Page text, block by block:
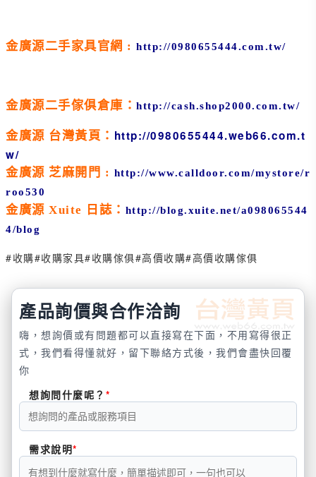
金廣源二手家具官網 : http://0980655444.com.tw/
金廣源二手傢俱倉庫： http://cash.shop2000.com.tw/
金廣源 台灣黃頁： http://0980655444.web66.com.t
w/
金廣源 芝麻開門 : http://www.calldoor.com/mystore/r
roo530
金廣源 Xuite 日誌： http://blog.xuite.net/a098065544
4/blog
#收購#收購家具#收購傢俱#高價收購#高價收購傢俱
產品詢價與合作洽詢
嗨，想詢價或有問題都可以直接寫在下面，不用寫得很正
式，我們看得懂就好，留下聯絡方式後，我們會盡快回覆
你
想詢問什麼呢？
需求說明